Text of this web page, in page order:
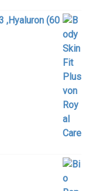
,Hyaluron (60